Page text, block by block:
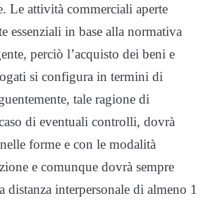
Le attività commerciali aperte
essenziali in base alla normativa
perciò l’acquisto dei beni e
si configura in termini di
tale ragione di
di eventuali controlli, dovrà
forme e con le modalità
e comunque dovrà sempre
distanza interpersonale di almeno 1